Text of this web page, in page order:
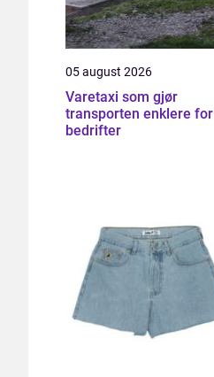
05 august 2026
Varetaxi som gjør
transporten enklere for
bedrifter